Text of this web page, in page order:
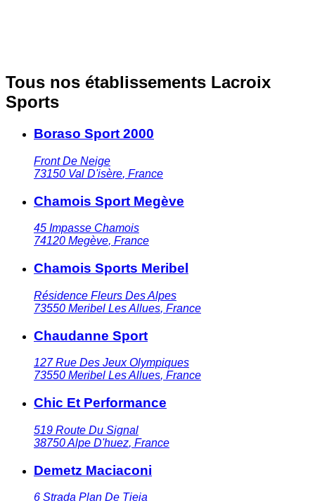
Tous nos établissements Lacroix
Sports
Boraso Sport 2000
Front De Neige
73150 Val D'isère, France
Chamois Sport Megève
45 Impasse Chamois
74120 Megève, France
Chamois Sports Meribel
Résidence Fleurs Des Alpes
73550 Meribel Les Allues, France
Chaudanne Sport
127 Rue Des Jeux Olympiques
73550 Meribel Les Allues, France
Chic Et Performance
519 Route Du Signal
38750Alpe D'huez, France
Demetz Maciaconi
6 Strada Plan De Tieja